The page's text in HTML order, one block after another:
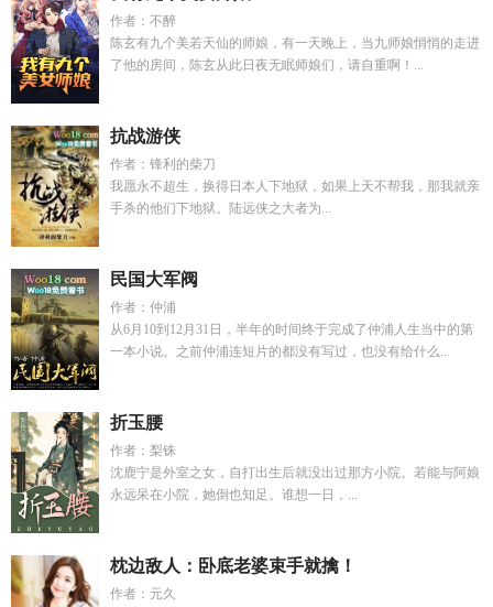
作者：不醉
陈玄有九个美若天仙的师娘，有一天晚上，当九师娘悄悄的走进
了他的房间，陈玄从此日夜无眠师娘们，请自重啊！...
抗战游侠
作者：锋利的柴刀
我愿永不超生，换得日本人下地狱，如果上天不帮我，那我就亲
手杀的他们下地狱。陆远侠之大者为...
民国大军阀
作者：仲浦
从6月10到12月31日，半年的时间终于完成了仲浦人生当中的第
一本小说。之前仲浦连短片的都没有写过，也没有给什么...
折玉腰
作者：梨铢
沈鹿宁是外室之女，自打出生后就没出过那方小院。若能与阿娘
永远呆在小院，她倒也知足。谁想一日，...
枕边敌人：卧底老婆束手就擒！
作者：元久